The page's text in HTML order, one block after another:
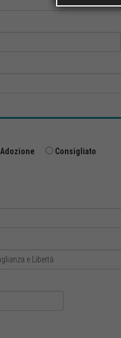
Adozione Consigliato